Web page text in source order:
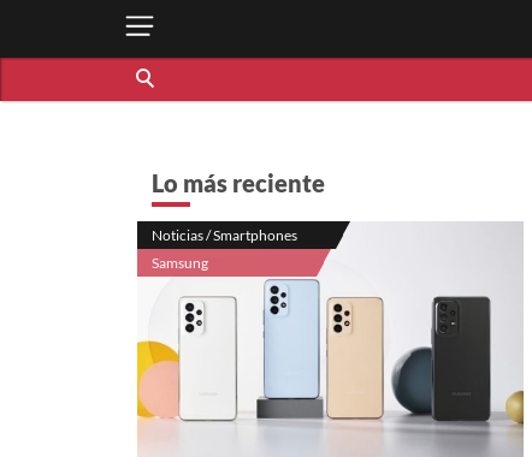
Lo más reciente
Noticias / Smartphones
Samsung